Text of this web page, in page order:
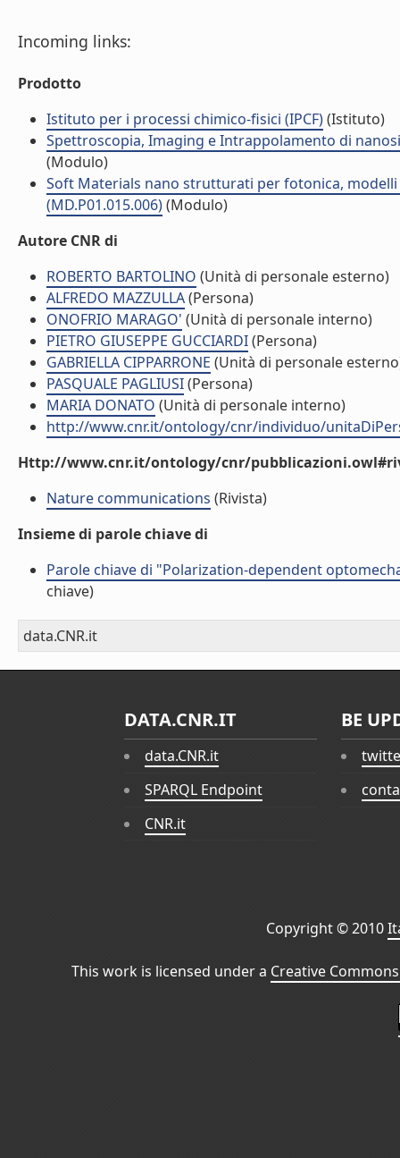
Incoming links:
Prodotto
Istituto per i processi chimico-fisici (IPCF)(Istituto)
Spettroscopia, Imaging e Intrappolamento di
(Modulo)
Soft Materials nano strutturati per fotonica,
(MD.P01.015.006)(Modulo)
Autore CNR di
ROBERTO BARTOLINO (Unità di personale esterno)
ALFREDO MAZZULLA(Persona)
ONOFRIO MARAGO' (Unità di personale interno)
PIETRO GIUSEPPE GUCCIARDI(Persona)
GABRIELLA CIPPARRONE (Unità di personale
PASQUALE PAGLIUSI(Persona)
MARIA DONATO (Unità di personale interno)
http://www.cnr.it/ontology/cnr/individuo/
Http://www.cnr.it/ontology/cnr/
Nature communications (Rivista)
Insieme di parole chiave di
Parole chiave di "Polarization-dependent
chiave)
data.CNR.it
DATA.CNR.IT
data.CNR.it
SPARQL Endpoint
CNR.it
BE
Copyright © 2010
This work is licensed under a Creative